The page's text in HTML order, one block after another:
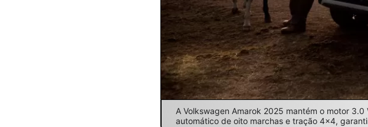
A Volkswagen Amarok 2025 mantém o motor
automático de oito marchas e tração 4×4,